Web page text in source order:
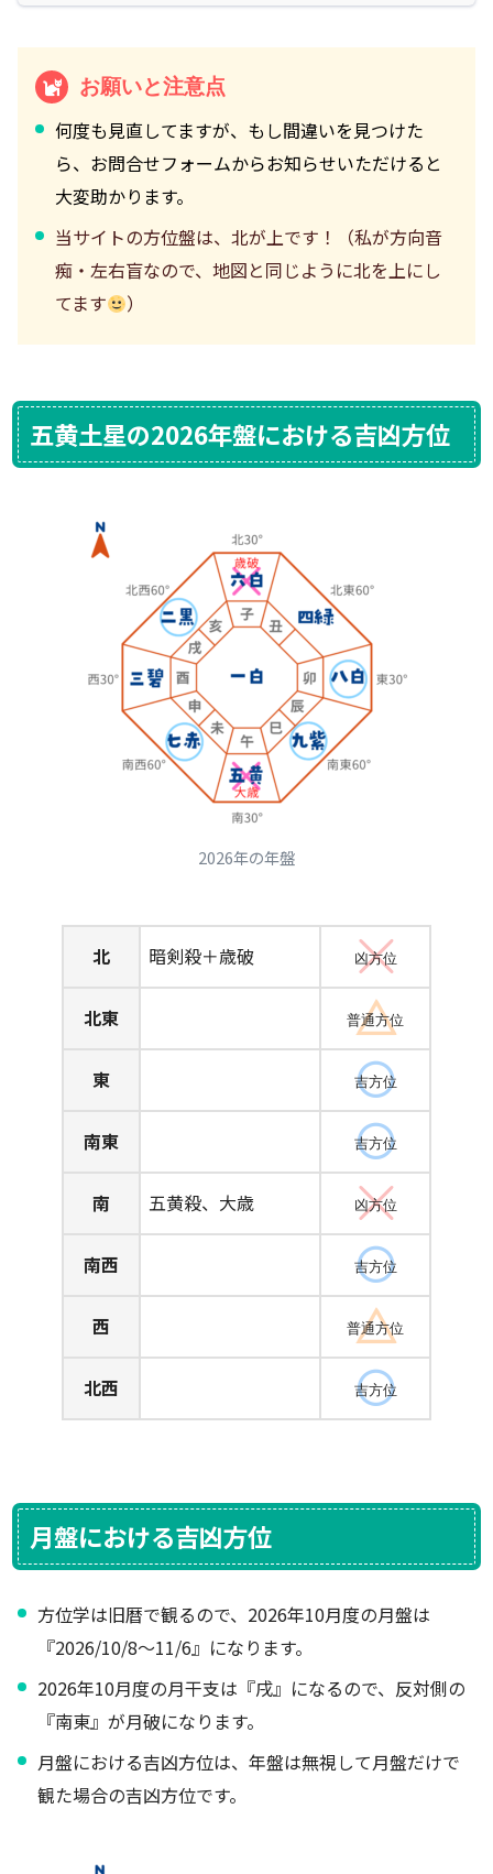
お願いと注意点
何度も見直してますが、もし間違いを見つけた
ら、お問合せフォームからお知らせいただけると
大変助かります。
当サイトの方位盤は、北が上です！（私が方向音
痴・左右盲なので、地図と同じように北を上にし
てます
）
五黄土星の2026年盤における吉凶方位
2026年の年盤
北 暗剣殺＋歳破 凶方位
北東 普通方位
東 吉方位
南東 吉方位
南 五黄殺、大歳 凶方位
南西 吉方位
西 普通方位
北西 吉方位
月盤における吉凶方位
方位学は旧暦で観るので、2026年10月度の月盤は
『2026/10/8～11/6』になります。
2026年10月度の月干支は『戌』になるので、反対側の
『南東』が月破になります。
月盤における吉凶方位は、年盤は無視して月盤だけで
観た場合の吉凶方位です。